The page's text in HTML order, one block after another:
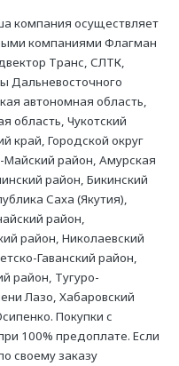
компания осуществляет
компаниями Флагман
Транс, СЛТК,
Дальневосточного
автономная область,
область, Чукотский
край, Городской округ
район, Амурская
район, Бикинский
Саха (Якутия),
район,
район, Николаевский
Гаванский район,
район, Тугуро-
Лазо, Хабаровский
Покупки с
100% предоплате. Если
своему заказу